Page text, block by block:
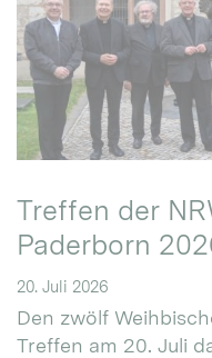
Treffen der
Paderborn
20. Juli 2026
Den zwölf
Treffen am 20. Juli